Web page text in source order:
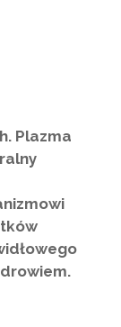
Plazma